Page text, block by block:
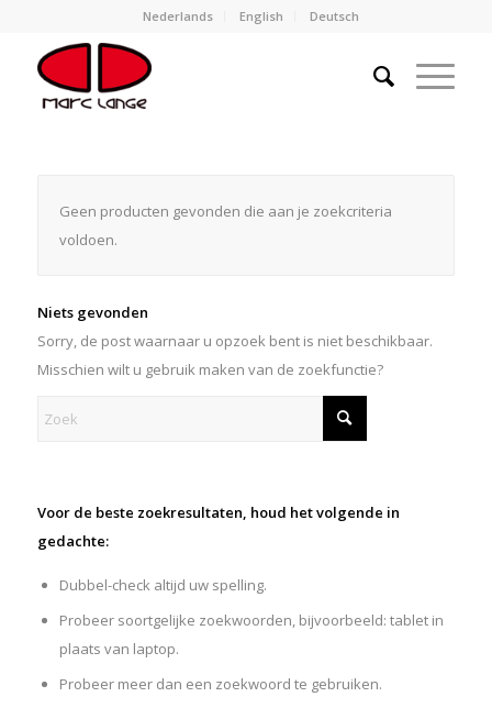
Nederlands English Deutsch
Geen producten gevonden die aan je zoekcriteria
voldoen.
Niets gevonden
Sorry, de post waarnaar u opzoek bent is niet beschikbaar.
Misschien wilt u gebruik maken van de zoekfunctie?
Voor de beste zoekresultaten, houd het volgende in
gedachte:
Dubbel-check altijd uw spelling.
Probeer soortgelijke zoekwoorden, bijvoorbeeld: tablet in
plaats van laptop.
Probeer meer dan een zoekwoord te gebruiken.